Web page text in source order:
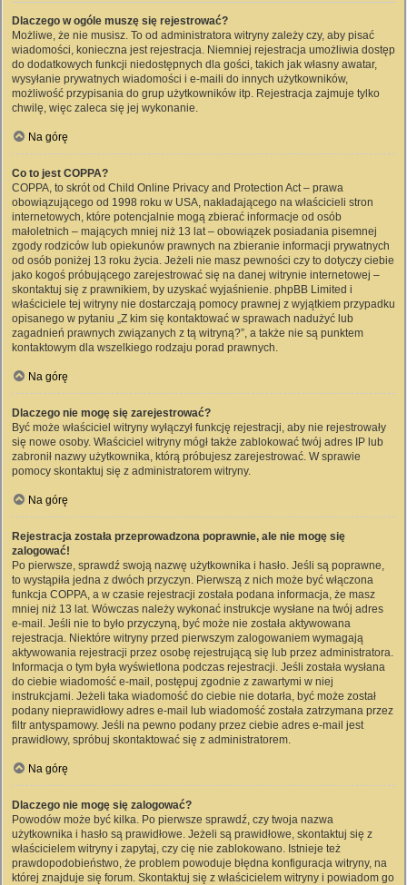
Dlaczego w ogóle muszę się rejestrować?
Możliwe, że nie musisz. To od administratora witryny zależy czy, aby pisać
wiadomości, konieczna jest rejestracja. Niemniej rejestracja umożliwia dostęp
do dodatkowych funkcji niedostępnych dla gości, takich jak własny awatar,
wysyłanie prywatnych wiadomości i e-maili do innych użytkowników,
możliwość przypisania do grup użytkowników itp. Rejestracja zajmuje tylko
chwilę, więc zaleca się jej wykonanie.
Na górę
Co to jest COPPA?
COPPA, to skrót od Child Online Privacy and Protection Act – prawa
obowiązującego od 1998 roku w USA, nakładającego na właścicieli stron
internetowych, które potencjalnie mogą zbierać informacje od osób
małoletnich – mających mniej niż 13 lat – obowiązek posiadania pisemnej
zgody rodziców lub opiekunów prawnych na zbieranie informacji prywatnych
od osób poniżej 13 roku życia. Jeżeli nie masz pewności czy to dotyczy ciebie
jako kogoś próbującego zarejestrować się na danej witrynie internetowej –
skontaktuj się z prawnikiem, by uzyskać wyjaśnienie. phpBB Limited i
właściciele tej witryny nie dostarczają pomocy prawnej z wyjątkiem przypadku
opisanego w pytaniu „Z kim się kontaktować w sprawach nadużyć lub
zagadnień prawnych związanych z tą witryną?”, a także nie są punktem
kontaktowym dla wszelkiego rodzaju porad prawnych.
Na górę
Dlaczego nie mogę się zarejestrować?
Być może właściciel witryny wyłączył funkcję rejestracji, aby nie rejestrowały
się nowe osoby. Właściciel witryny mógł także zablokować twój adres IP lub
zabronił nazwy użytkownika, którą próbujesz zarejestrować. W sprawie
pomocy skontaktuj się z administratorem witryny.
Na górę
Rejestracja została przeprowadzona poprawnie, ale nie mogę się
zalogować!
Po pierwsze, sprawdź swoją nazwę użytkownika i hasło. Jeśli są poprawne,
to wystąpiła jedna z dwóch przyczyn. Pierwszą z nich może być włączona
funkcja COPPA, a w czasie rejestracji została podana informacja, że masz
mniej niż 13 lat. Wówczas należy wykonać instrukcje wysłane na twój adres
e-mail. Jeśli nie to było przyczyną, być może nie została aktywowana
rejestracja. Niektóre witryny przed pierwszym zalogowaniem wymagają
aktywowania rejestracji przez osobę rejestrującą się lub przez administratora.
Informacja o tym była wyświetlona podczas rejestracji. Jeśli została wysłana
do ciebie wiadomość e-mail, postępuj zgodnie z zawartymi w niej
instrukcjami. Jeżeli taka wiadomość do ciebie nie dotarła, być może został
podany nieprawidłowy adres e-mail lub wiadomość została zatrzymana przez
filtr antyspamowy. Jeśli na pewno podany przez ciebie adres e-mail jest
prawidłowy, spróbuj skontaktować się z administratorem.
Na górę
Dlaczego nie mogę się zalogować?
Powodów może być kilka. Po pierwsze sprawdź, czy twoja nazwa
użytkownika i hasło są prawidłowe. Jeżeli są prawidłowe, skontaktuj się z
właścicielem witryny i zapytaj, czy cię nie zablokowano. Istnieje też
prawdopodobieństwo, że problem powoduje błędna konfiguracja witryny, na
której znajduje się forum. Skontaktuj się z właścicielem witryny i powiadom go